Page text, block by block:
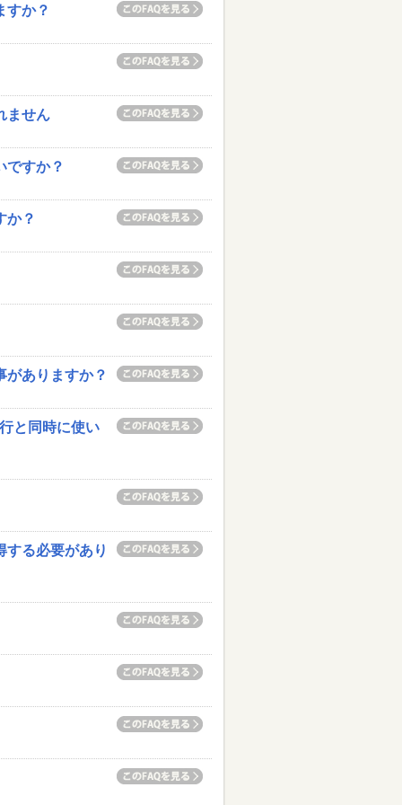
すか？
ません
ですか？
か？
ありますか？
と同時に使い
する必要があり